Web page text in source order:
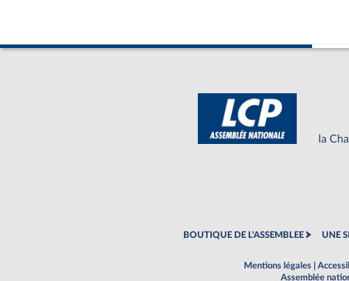
la
BOUTIQUE DE L'ASSEMBLEE UNE
Mentions légales
Assemblée